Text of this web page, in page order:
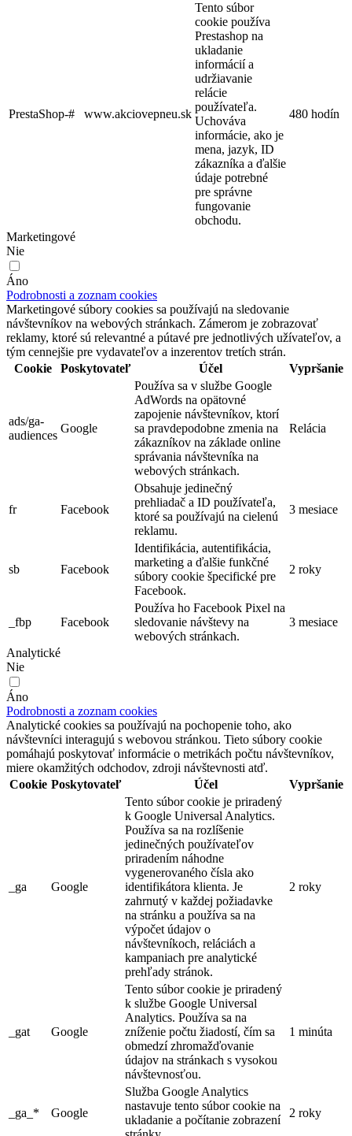
PrestaShop-# www.akciovepneu.sk
Tento súbor
cookie používa
Prestashop na
ukladanie
informácií a
udržiavanie
relácie
používateľa.
Uchováva
informácie, ako je
mena, jazyk, ID
zákazníka a ďalšie
údaje potrebné
pre správne
fungovanie
obchodu.
480 hodín
Marketingové
Nie
Áno
Podrobnosti a zoznam cookies
Marketingové súbory cookies sa používajú na sledovanie
návštevníkov na webových stránkach. Zámerom je zobrazovať
reklamy, ktoré sú relevantné a pútavé pre jednotlivých užívateľov, a
tým cennejšie pre vydavateľov a inzerentov tretích strán.
Cookie
Poskytovateľ Účel Vypršanie
ads/ga-
audiences
Google
Používa sa v službe Google
AdWords na opätovné
zapojenie návštevníkov, ktorí
sa pravdepodobne zmenia na
zákazníkov na základe online
správania návštevníka na
webových stránkach.
Relácia
fr Facebook
Obsahuje jedinečný
prehliadač a ID používateľa,
ktoré sa používajú na cielenú
reklamu.
3 mesiace
sb Facebook
Identifikácia, autentifikácia,
marketing a ďalšie funkčné
súbory cookie špecifické pre
Facebook.
2 roky
_fbp Facebook
Používa ho Facebook Pixel na
sledovanie návštevy na
webových stránkach.
3 mesiace
Analytické
Nie
Áno
Podrobnosti a zoznam cookies
Analytické cookies sa používajú na pochopenie toho, ako
návštevníci interagujú s webovou stránkou. Tieto súbory cookie
pomáhajú poskytovať informácie o metrikách počtu návštevníkov,
miere okamžitých odchodov, zdroji návštevnosti atď.
Cookie Poskytovateľ Účel Vypršanie
_ga Google
Tento súbor cookie je priradený
k Google Universal Analytics.
Používa sa na rozlíšenie
jedinečných používateľov
priradením náhodne
vygenerovaného čísla ako
identifikátora klienta. Je
zahrnutý v každej požiadavke
na stránku a používa sa na
výpočet údajov o
návštevníkoch, reláciách a
kampaniach pre analytické
prehľady stránok.
2 roky
_gat Google
Tento súbor cookie je priradený
k službe Google Universal
Analytics. Používa sa na
zníženie počtu žiadostí, čím sa
obmedzí zhromažďovanie
údajov na stránkach s vysokou
návštevnosťou.
1 minúta
_ga_* Google
Služba Google Analytics
nastavuje tento súbor cookie na
ukladanie a počítanie zobrazení
2 roky